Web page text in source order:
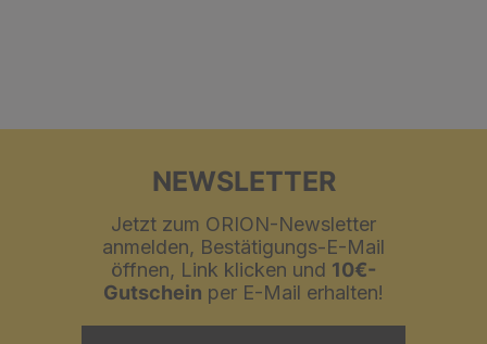
NEWSLETTER
Jetzt zum ORION-Newsletter
anmelden, Bestätigungs-E-Mail
öffnen, Link klicken und 10€-
Gutschein per E-Mail erhalten!